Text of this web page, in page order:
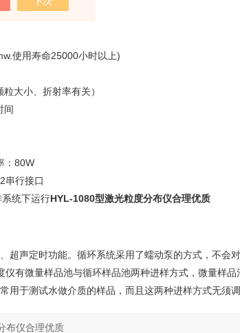
使用寿命25000小时以上)
大小、折射率有关）
间
：80W
串行接口
统下运行HYL-1080型激光粒度分布仪合理优质
超声定时功能。循环系统采用了蠕动泵的方式，不会
有微量样品池与循环样品池两种进样方式，微量样
用于测试水做介质的样品，而且这两种进样方式无须调